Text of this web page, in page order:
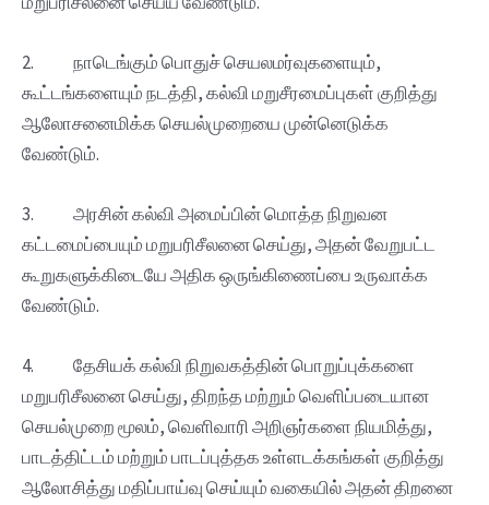
2. நாடெங்கும் பொதுச் செயலமர்வுகளையும்,
கூட்டங்களையும் நடத்தி, கல்வி மறுசீரமைப்புகள் குறித்து
ஆலோசனைமிக்க செயல்முறையை முன்னெடுக்க‌
வேண்டும்.
3. அரசின் கல்வி அமைப்பின் மொத்த நிறுவன
கட்டமைப்பையும் மறுபரிசீலனை செய்து, அதன் வேறுபட்ட‌
கூறுகளுக்கிடையே அதிக ஒருங்கிணைப்பை உருவாக்க
வேண்டும்.
4. தேசியக் கல்வி நிறுவகத்தின் பொறுப்புக்களை
மறுபரிசீலனை செய்து, திறந்த மற்றும் வெளிப்படையான
செயல்முறை மூலம், வெளிவாரி அறிஞர்களை நியமித்து,
பாடத்திட்டம் மற்றும் பாடப்புத்தக உள்ளடக்கங்கள் குறித்து
ஆலோசித்து மதிப்பாய்வு செய்யும் வகையில் அதன் திறனை